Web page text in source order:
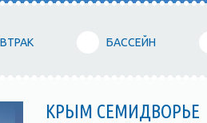
БАССЕЙН
КРЫМ СЕМИДВОРЬЕ